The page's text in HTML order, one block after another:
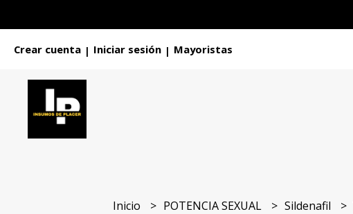
Crear cuenta | Iniciar sesión | Mayoristas
Inicio POTENCIA SEXUAL Sildenafil